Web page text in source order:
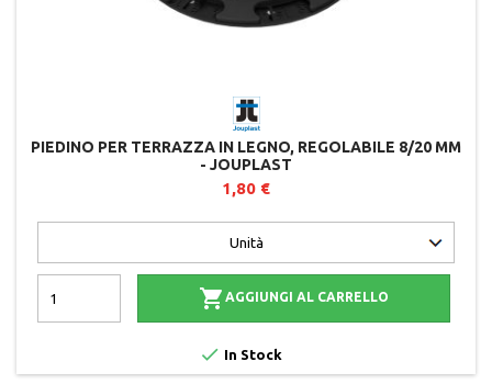
PIEDINO PER TERRAZZA IN LEGNO, REGOLABILE 8/20 MM
- JOUPLAST
1,80 €
 AGGIUNGI AL CARRELLO
 In Stock